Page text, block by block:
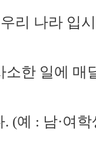
리 나라 입
소한 일에 매
(예 : 남·여